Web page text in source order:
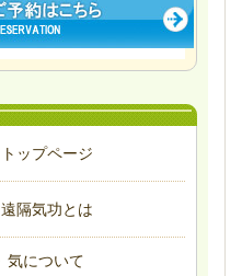
トップページ
遠隔気功とは
気について